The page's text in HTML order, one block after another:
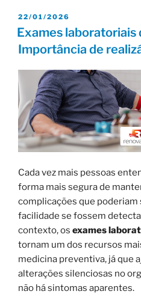
22/01/2026
Exames laboratoriais
Importância de
Cada vez mais pessoas
forma mais segura de
complicações que poderiam
facilidade se fossem
contexto, os exames
tornam um dos recursos
medicina preventiva, já que
alterações silenciosas no
não há sintomas aparentes.